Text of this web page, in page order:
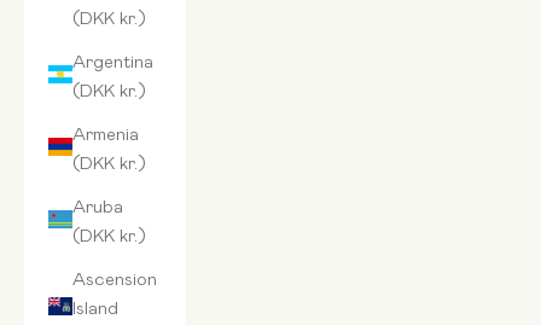
(DKK kr.)
Argentina
(DKK kr.)
Armenia
(DKK kr.)
Aruba
(DKK kr.)
Ascension
Island